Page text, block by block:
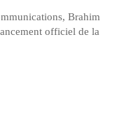
Brahim
officiel de la